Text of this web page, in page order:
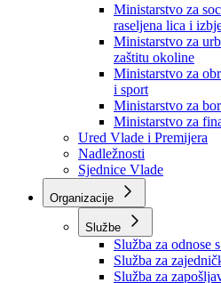
Ministarstvo za
Ministarstvo za
Ministarstvo za
Ministarstvo za
raseljena lica i
Ministarstvo za
zaštitu okoline
Ministarstvo za
i sport
Ministarstvo za
Ministarstvo za
Ured Vlade i Premijera
Nadležnosti
Sjednice Vlade
Organizacije
Službe